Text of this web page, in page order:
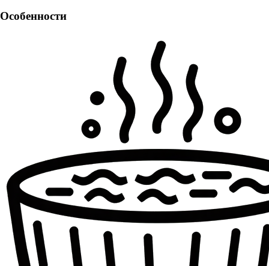
Особенности